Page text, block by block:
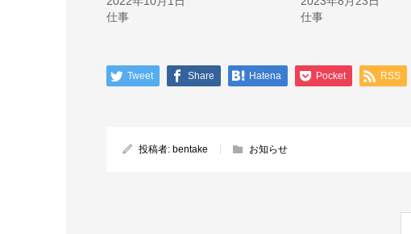
仕事
仕事
Tweet Share Hatena Pocket RSS
投稿者: bentake お知らせ